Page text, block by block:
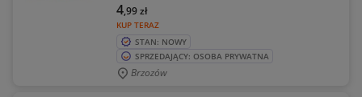
KUP TERAZ
4,99zł
STAN: NOWY
SPRZEDAJĄCY: OSOBA PRYWATNA
Brzozów